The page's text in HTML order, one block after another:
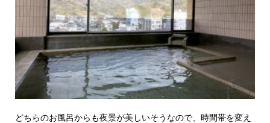
どちらのお風呂からも夜景が美しいそうなので、時間帯を変え